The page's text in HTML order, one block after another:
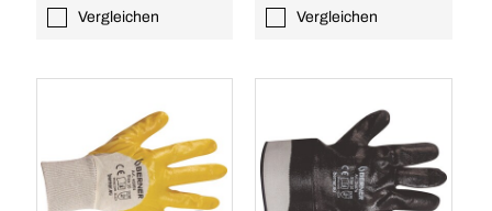
Vergleichen Vergleichen